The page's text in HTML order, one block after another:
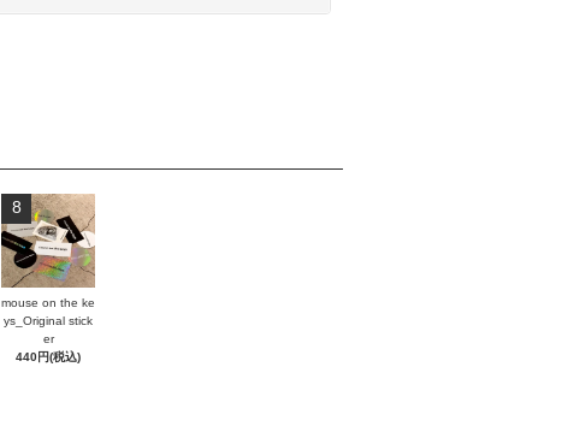
8
mouse on the ke
ys_Original stick
er
440円(税込)